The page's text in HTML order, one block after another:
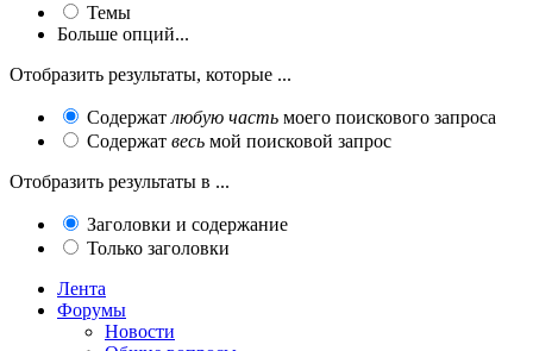
Темы
Больше опций...
Отобразить результаты, которые ...
Содержат любую часть моего поискового запроса
Содержат весь мой поисковой запрос
Отобразить результаты в ...
Заголовки и содержание
Только заголовки
Лента
Форумы
Новости